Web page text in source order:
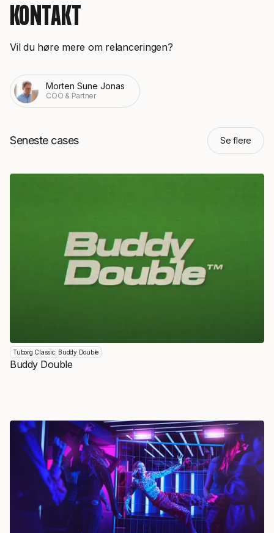
KONTAKT
Vil du høre mere om relanceringen?
Morten Sune Jonas
COO & Partner
Seneste cases Se flere
Tuborg Classic: Buddy Double
Buddy Double